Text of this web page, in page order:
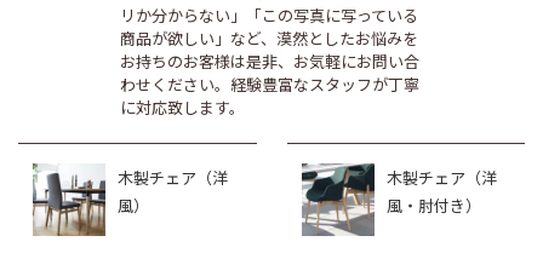
リか分からない」「この写真に写っている
商品が欲しい」など、漠然としたお悩みを
お持ちのお客様は是非、お気軽にお問い合
わせください。経験豊富なスタッフが丁寧
に対応致します。
木製チェア（洋
風）
木製チェア（洋
風・肘付き）